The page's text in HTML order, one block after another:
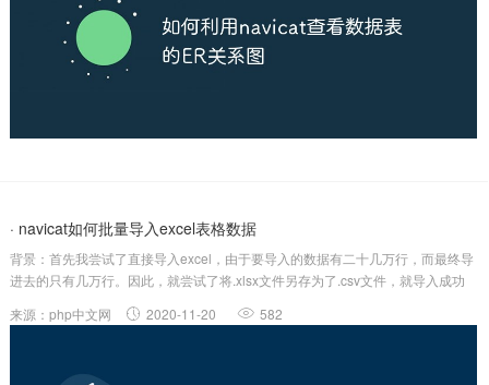
· navicat如何批量导入excel表格数据
背景：首先我尝试了直接导入excel，由于要导入的数据有二十几万行，而最终导
进去的只有几万行。因此，就尝试了将.xlsx文件另存为了.csv文件，就导入成功
具体看你要用的数据库2、创好数据库后：双击打开就会有如下结构...
来源：php中文网 2020-11-20 582